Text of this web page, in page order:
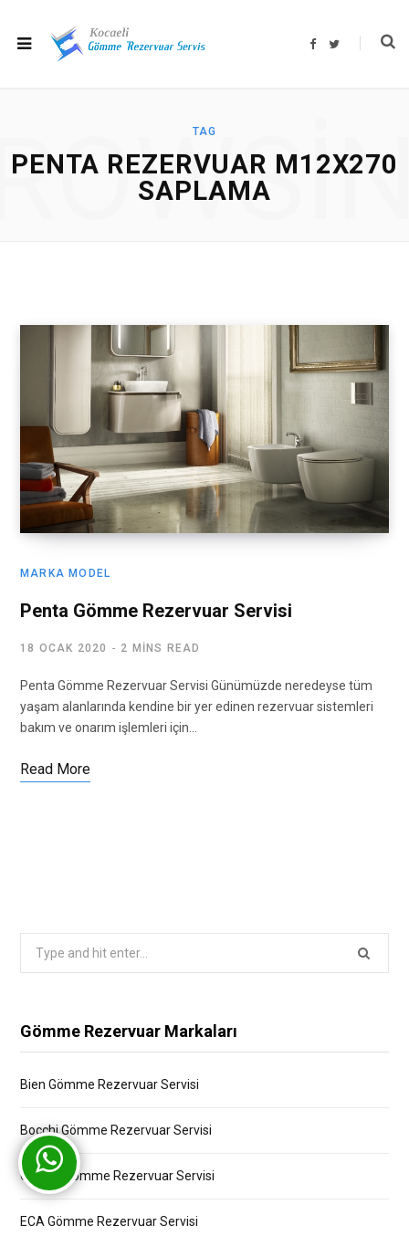
F
T
TAG
PENTA REZERVUAR M12X270
SAPLAMA
MARKA MODEL
Penta Gömme Rezervuar Servisi
18 OCAK 2020 2 MINS READ
Penta Gömme Rezervuar Servisi Günümüzde neredeyse tüm
yaşam alanlarında kendine bir yer edinen rezervuar sistemleri
bakım ve onarım işlemleri için…
Read More
Gömme Rezervuar Markaları
Bien Gömme Rezervuar Servisi
Bocchi Gömme Rezervuar Servisi
Creavit Gömme Rezervuar Servisi
ECA Gömme Rezervuar Servisi